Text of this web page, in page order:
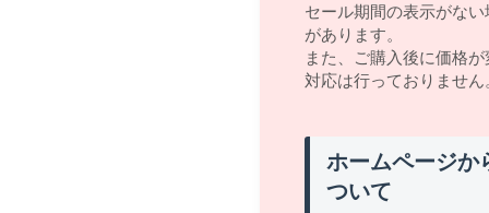
セール期間の表示がな
があります。
また、ご購入後に価格
対応は行っておりません
ホームページか
ついて